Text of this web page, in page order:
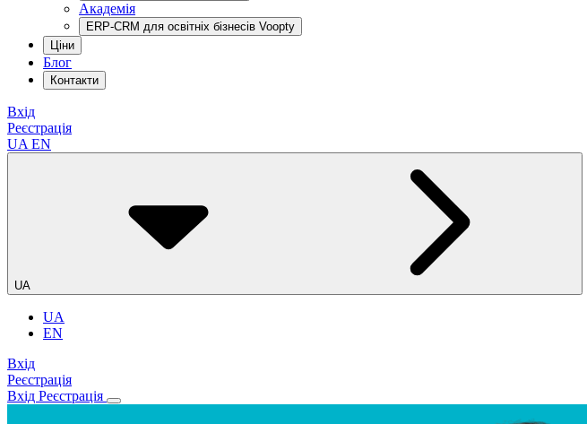
Академія
ERP-CRM для освітніх бізнесів Voopty
Ціни
Блог
Контакти
Вхід
Реєстрація
UA EN
UA
UA
EN
Вхід
Реєстрація
Вхід Реєстрація